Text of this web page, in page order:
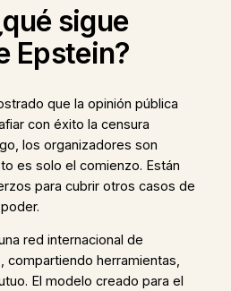
sigue
Epstein?
que la opinión pública
con éxito la censura
los organizadores son
es solo el comienzo. Están
para cubrir otros casos de
red internacional de
compartiendo herramientas,
El modelo creado para el